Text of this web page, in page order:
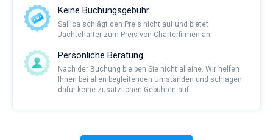
Keine Buchungsgebühr
Sailica schlägt den Preis nicht auf und bietet
Jachtcharter zum Preis von Charterfirmen an.
Persönliche Beratung
Nach der Buchung bleiben Sie nicht alleine. Wir helfen
Ihnen bei allen begleitenden Umständen und schlagen
dafür keine zusätzlichen Gebühren auf.